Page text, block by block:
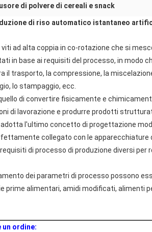
di polvere di cereali e snack
di riso automatico istantaneo
ad alta coppia in co-rotazione che si
in base ai requisiti del processo, in modo
trasporto, la compressione, la
lo stampaggio, ecc.
di convertire fisicamente e
di lavorazione e produrre prodotti
l'ultimo concetto di progettazione
collegato con le apparecchiature
di processo di produzione diversi per
dei parametri di processo possono
alimentari, amidi modificati, alimenti
ordine: